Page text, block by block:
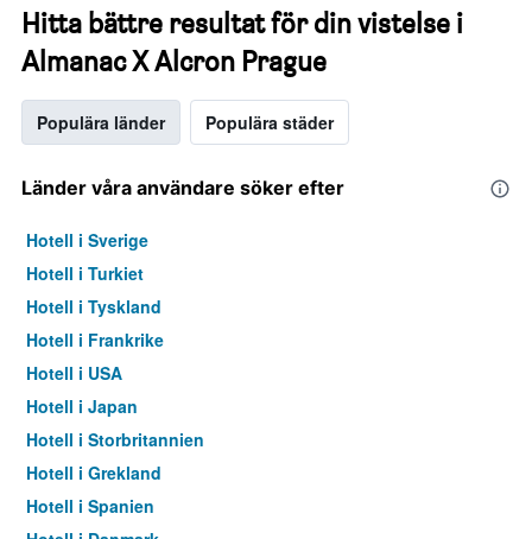
Hitta bättre resultat för din vistelse i
Almanac X Alcron Prague
Populära länder Populära städer
Länder våra användare söker efter
Hotell i Sverige
Hotell i Turkiet
Hotell i Tyskland
Hotell i Frankrike
Hotell i USA
Hotell i Japan
Hotell i Storbritannien
Hotell i Grekland
Hotell i Spanien